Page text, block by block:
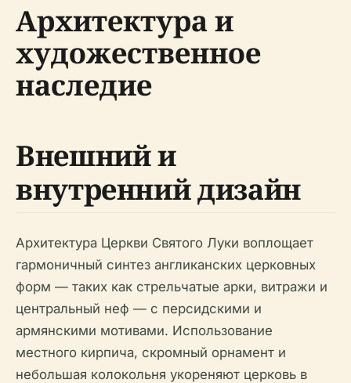
Архитектура и
художественное
наследие
Внешний и
внутренний дизайн
Архитектура Церкви Святого Луки воплощает
гармоничный синтез англиканских церковных
форм — таких как стрельчатые арки, витражи и
центральный неф — с персидскими и
армянскими мотивами. Использование
местного кирпича, скромный орнамент и
небольшая колокольня укореняют церковь в